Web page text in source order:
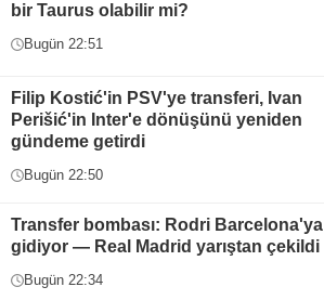
bir Taurus olabilir mi?
Bugün 22:51
Filip Kostić'in PSV'ye transferi, Ivan
Perišić'in Inter'e dönüşünü yeniden
gündeme getirdi
Bugün 22:50
Transfer bombası: Rodri Barcelona'ya
gidiyor — Real Madrid yarıştan çekildi
Bugün 22:34